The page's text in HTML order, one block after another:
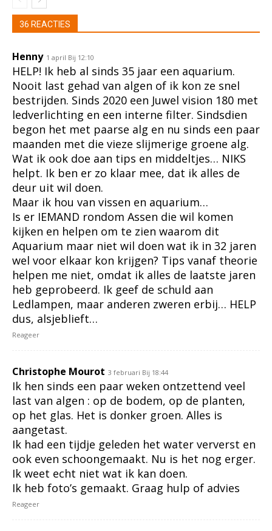
36 REACTIES
Henny 1 april Bij 12:10
HELP! Ik heb al sinds 35 jaar een aquarium.
Nooit last gehad van algen of ik kon ze snel
bestrijden. Sinds 2020 een Juwel vision 180 met
ledverlichting en een interne filter. Sindsdien
begon het met paarse alg en nu sinds een paar
maanden met die vieze slijmerige groene alg.
Wat ik ook doe aan tips en middeltjes… NIKS
helpt. Ik ben er zo klaar mee, dat ik alles de
deur uit wil doen.
Maar ik hou van vissen en aquarium…
Is er IEMAND rondom Assen die wil komen
kijken en helpen om te zien waarom dit
Aquarium maar niet wil doen wat ik in 32 jaren
wel voor elkaar kon krijgen? Tips vanaf theorie
helpen me niet, omdat ik alles de laatste jaren
heb geprobeerd. Ik geef de schuld aan
Ledlampen, maar anderen zweren erbij… HELP
dus, alsjeblieft…
Reageer
Christophe Mourot 3 februari Bij 18:44
Ik hen sinds een paar weken ontzettend veel
last van algen : op de bodem, op de planten,
op het glas. Het is donker groen. Alles is
aangetast.
Ik had een tijdje geleden het water ververst en
ook even schoongemaakt. Nu is het nog erger.
Ik weet echt niet wat ik kan doen.
Ik heb foto’s gemaakt. Graag hulp of advies
Reageer